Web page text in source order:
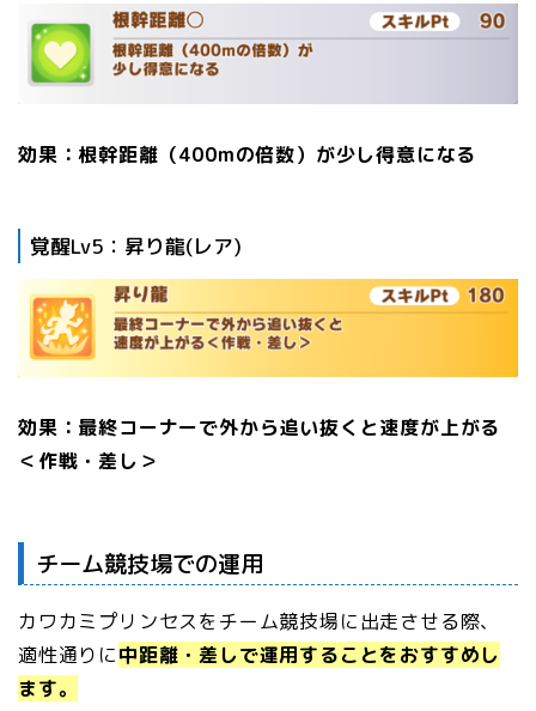
効果：根幹距離（400mの倍数）が少し得意になる
覚醒Lv5：昇り龍(レア)
効果：最終コーナーで外から追い抜くと速度が上がる
＜作戦・差し＞
チーム競技場での運用
カワカミプリンセスをチーム競技場に出走させる際、
適性通りに中距離・差しで運用することをおすすめし
ます。